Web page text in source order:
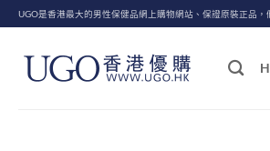
UGO是香港最大的男性保健品網上購物網站、保證原裝正品，